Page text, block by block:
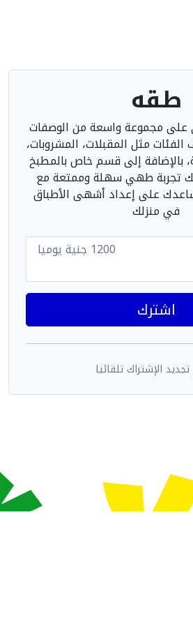
طقه
مجموعة واسعة من الوصفات
مثل المقبلات، المشروبات،
بالإضافة إلى قسم خاص بالمطبخ
تجربة طهي سهلة وممتعة مع
على إعداد أشهى الأطباق
في منزلك
1200 جنية يوميا
اشترك
الإشتراك تلقائيا